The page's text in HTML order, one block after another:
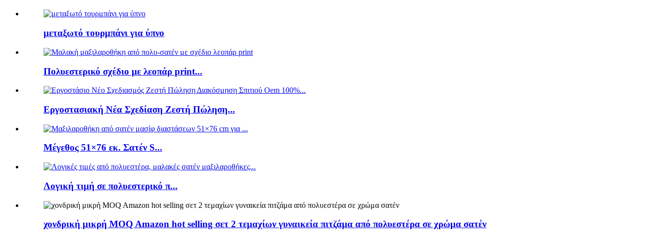
μεταξωτό τουρμπάνι για ύπνο
Πολυεστερικό σχέδιο με λεοπάρ print...
Εργοστασιακή Νέα Σχεδίαση Ζεστή Πώληση...
Μέγεθος 51×76 εκ. Σατέν S...
Λογική τιμή σε πολυεστερικό π...
χονδρική μικρή MOQ Amazon hot selling σετ 2 τεμαχίων γυναικεία πιτζάμα από πολυεστέρα σε χρώμα σατέν